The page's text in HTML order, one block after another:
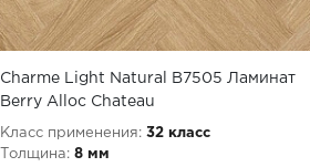
Charme Light Natural B7505 Ламинат
Berry Alloc Chateau
Класс применения: 32 класс
Толщина: 8 мм